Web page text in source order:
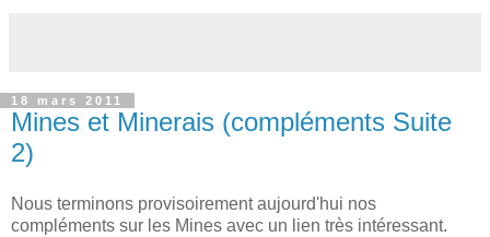
18 mars 2011
Mines et Minerais (compléments Suite
2)
Nous terminons provisoirement aujourd'hui nos
compléments sur les Mines avec un lien très intéressant.